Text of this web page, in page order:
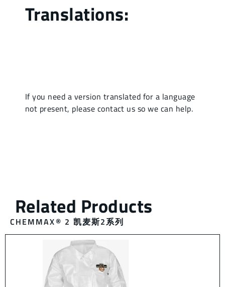
CHEMMAX® 2 凯麦斯2系列